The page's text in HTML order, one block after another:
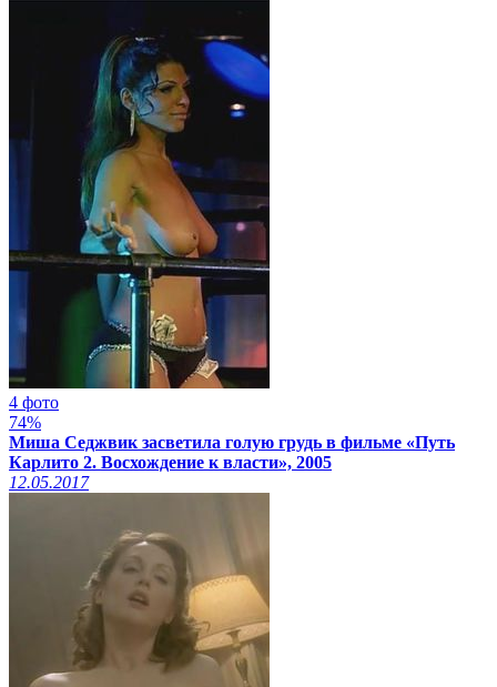
4 фото
74%
Миша Седжвик засветила голую грудь в фильме «Путь
Карлито 2. Восхождение к власти», 2005
12.05.2017